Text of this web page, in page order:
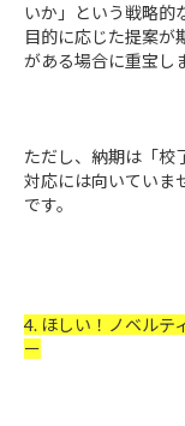
いか」という戦略的
目的に応じた提案が
がある場合に重宝し
ただし、納期は「校
対応には向いていま
です。
4. ほしい！ノベルテ
ー